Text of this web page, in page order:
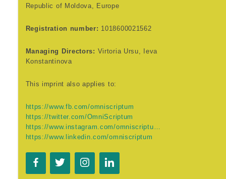
Republic of Moldova, Europe
Registration number: 1018600021562
Managing Directors: Virtoria Ursu, Ieva
Konstantinova
This imprint also applies to:
https://www.fb.com/omniscriptum
https://twitter.com/OmniScriptum
https://www.instagram.com/omniscriptum.publishing
https://www.linkedin.com/omniscriptum